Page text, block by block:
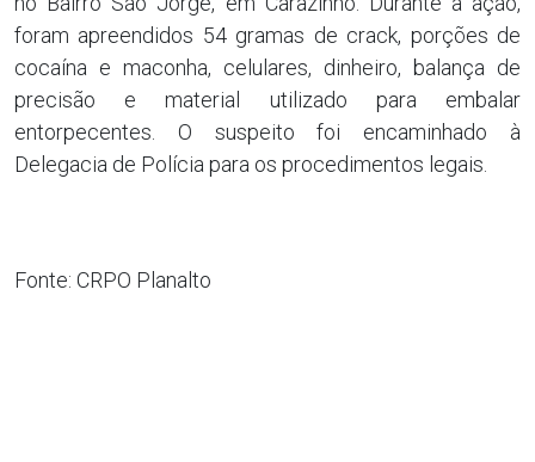
foram apreendidos 54 gramas de crack, porções de
cocaína e maconha, celulares, dinheiro, balança de
precisão e material utilizado para embalar
entorpecentes. O suspeito foi encaminhado à
Delegacia de Polícia para os procedimentos legais.
Fonte: CRPO Planalto